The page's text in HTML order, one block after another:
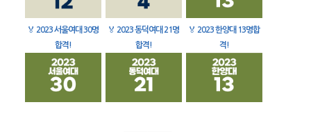
🏅 2023 서울여대 30명
합격!
🏅 2023 동덕여대 21명
합격!
🏅 2023 한양대 13명합
격!